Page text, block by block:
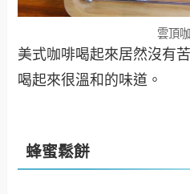
雲頂
美式咖啡喝起來居然沒有
喝起來很溫和的味道。
蜂蜜鬆餅